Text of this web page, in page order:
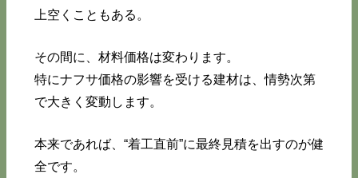
上空くこともある。
その間に、材料価格は変わります。
特にナフサ価格の影響を受ける建材は、情勢次第
で大きく変動します。
本来であれば、“着工直前”に最終見積を出すのが健
全です。